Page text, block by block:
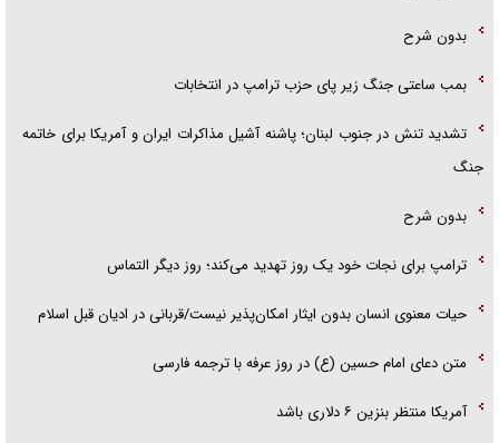
بدون شرح
بمب ساعتی جنگ زیر پای حزب ترام‍پ در انتخابات
تشدید تنش در جنوب لبنان؛ پاشنه آشیل مذاکرات ایران و آمریکا برای خاتمه
جنگ
بدون شرح
ترامپ برای نجات خود یک روز تهدید می‌کند؛ روز دیگر التماس
حیات معنوی انسان بدون ایثار امکان‌پذیر نیست/قربانی در ادیان قبل اسلام
متن دعای امام حسین (ع) در روز عرفه با ترجمه فارسی
آمریکا منتظر بنزین ۶ دلاری باشد